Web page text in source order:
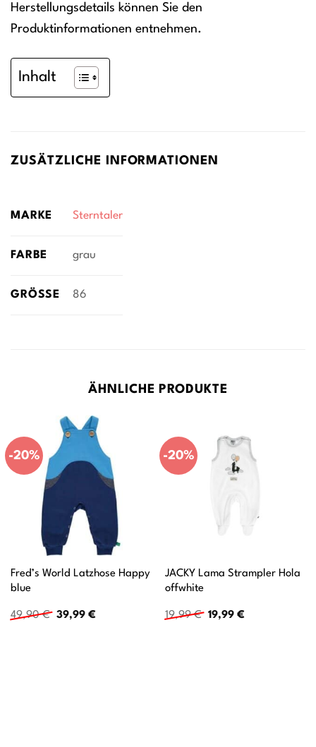
Herstellungsdetails können Sie den
Produktinformationen entnehmen.
Inhalt
ZUSÄTZLICHE INFORMATIONEN
MARKE Sterntaler
FARBE grau
GRÖSSE 86
ÄHNLICHE PRODUKTE
-20%
Fred’s World Latzhose Happy
blue
49,90€ Ursprünglicher
39,99 €Aktueller
-20%
JACKY Lama Strampler Hola
offwhite
19,99€ Ursprünglicher
19,99 €Aktueller